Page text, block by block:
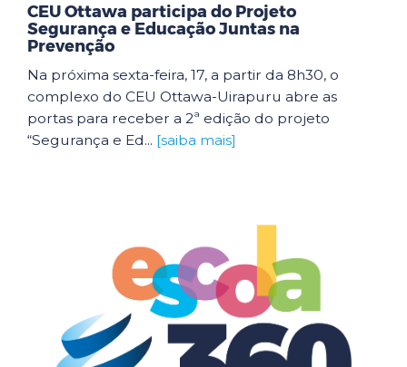
CEU Ottawa participa do Projeto
Segurança e Educação Juntas na
Prevenção
Na próxima sexta-feira, 17, a partir da 8h30, o
complexo do CEU Ottawa-Uirapuru abre as
portas para receber a 2ª edição do projeto
“Segurança e Ed... [saiba mais]